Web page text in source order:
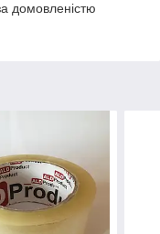
домовленістю